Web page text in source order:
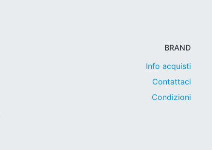
BRAND
Info acquisti
Contattaci
Condizioni